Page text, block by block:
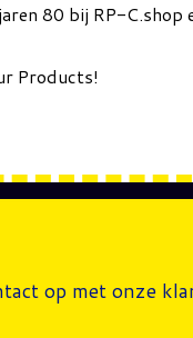
80 bij RP-
Products!
op met onze